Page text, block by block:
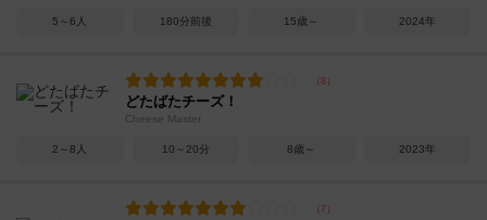
5～6人 180分前後 15歳～ 2024年
どたばたチーズ！
Cheese Master
2～8人 10～20分 8歳～ 2023年